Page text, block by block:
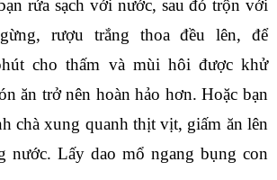
rửa sạch với nước, sau đó trộn với
rượu trắng thoa đều lên, để
cho thấm và mùi hôi được khử
ăn trở nên hoàn hảo hơn. Hoặc bạn
chà xung quanh thịt vịt, giấm ăn lên
nước. Lấy dao mổ ngang bụng con